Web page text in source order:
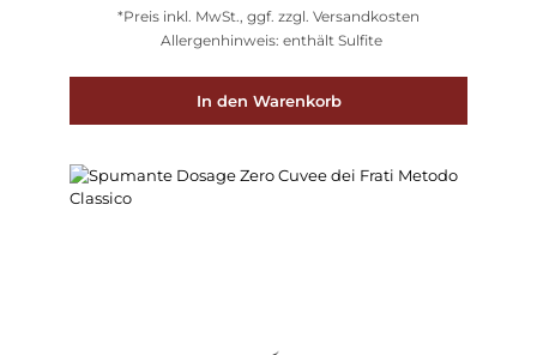
*Preis inkl. MwSt., ggf. zzgl. Versandkosten
Allergenhinweis: enthält Sulfite
In den Warenkorb